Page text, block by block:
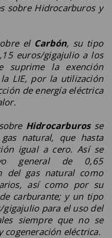
sobre Hidrocarburos y
el Carbón, su tipo
euros/gigajulio a los
suprime la exención
LIE, por la utilización
de energía eléctrica
Hidrocarburosse
natural, que hasta
igual a cero. Así se
general de 0,65
del gas natural como
así como por su
carburante; y un tipo
para el uso del
siempre que no se
cogeneración eléctrica.